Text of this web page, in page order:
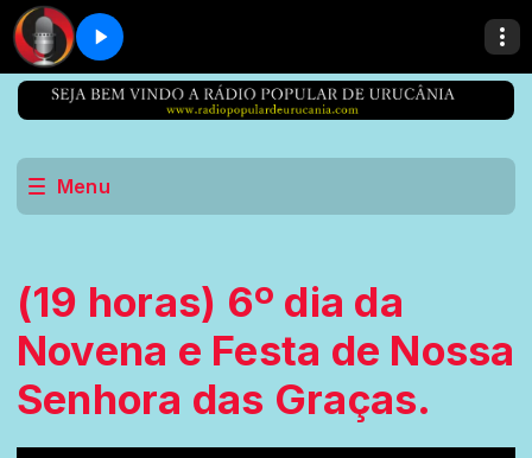
Menu
(19 horas) 6º dia da
Novena e Festa de Nossa
Senhora das Graças.